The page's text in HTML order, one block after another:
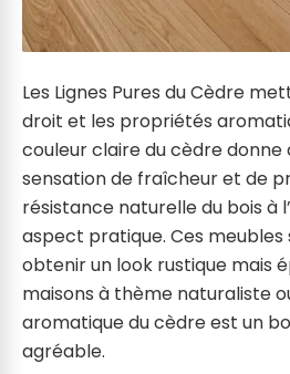
Les Lignes Pures du Cèdre
droit et les propriétés
couleur claire du cèdre donne
sensation de fraîcheur et de
résistance naturelle du bois à
aspect pratique. Ces meubles
obtenir un look rustique mais
maisons à thème naturaliste
aromatique du cèdre est un
agréable.